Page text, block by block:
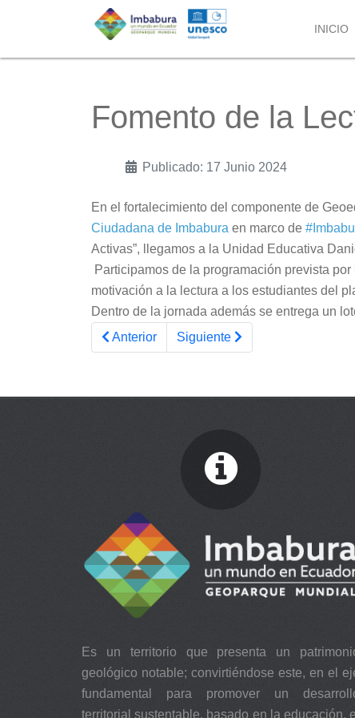
INICIO
Fomento de la
Publicado: 17 Junio 2024
En el fortalecimiento del componente de
Ciudadana de Imbabura en marco de
Activas”, llegamos a la Unidad Educativa
Participamos de la programación prevista
motivación a la lectura a los estudiantes del
Dentro de la jornada además se entrega un
Artículo anterior: Ejes de educacion
Anterior Artículo siguiente: BOLETÍN
Siguiente
Es un territorio que presenta un
geológico notable; convirtiéndose este, en el
fundamental para promover un
territorial sustentable, basado en la educación, el